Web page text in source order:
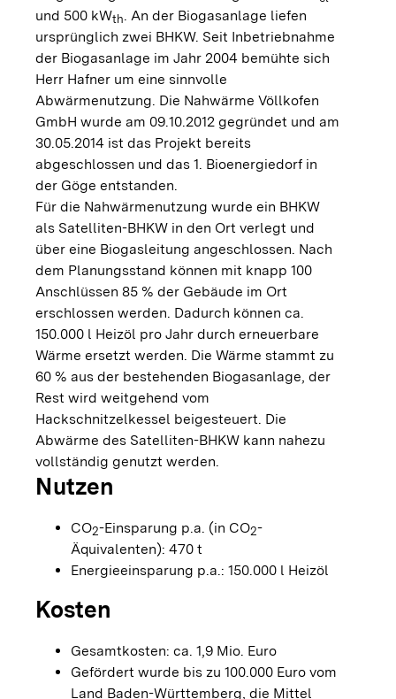
und 500 kWth. An der Biogasanlage liefen
ursprünglich zwei BHKW. Seit Inbetriebnahme
der Biogasanlage im Jahr 2004 bemühte sich
Herr Hafner um eine sinnvolle
Abwärmenutzung. Die Nahwärme Völlkofen
GmbH wurde am 09.10.2012 gegründet und am
30.05.2014 ist das Projekt bereits
abgeschlossen und das 1. Bioenergiedorf in
der Göge entstanden.
Für die Nahwärmenutzung wurde ein BHKW
als Satelliten-BHKW in den Ort verlegt und
über eine Biogasleitung angeschlossen. Nach
dem Planungsstand können mit knapp 100
Anschlüssen 85 % der Gebäude im Ort
erschlossen werden. Dadurch können ca.
150.000 l Heizöl pro Jahr durch erneuerbare
Wärme ersetzt werden. Die Wärme stammt zu
60 % aus der bestehenden Biogasanlage, der
Rest wird weitgehend vom
Hackschnitzelkessel beigesteuert. Die
Abwärme des Satelliten-BHKW kann nahezu
vollständig genutzt werden.
Nutzen
CO2-Einsparung p.a. (in CO2-
Äquivalenten): 470 t
Energieeinsparung p.a.: 150.000 l Heizöl
Kosten
Gesamtkosten: ca. 1,9 Mio. Euro
Gefördert wurde bis zu 100.000 Euro vom
Land Baden-Württemberg, die Mittel